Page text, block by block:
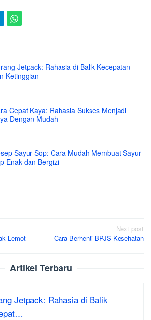
Jetpack: Rahasia di Balik Kecepatan
Ketinggian
Cepat Kaya: Rahasia Sukses Menjadi
Dengan Mudah
Sayur Sop: Cara Mudah Membuat Sayur
Enak dan Bergizi
Lemot
Next post
Cara Berhenti BPJS Kesehatan
Artikel Terbaru
Jetpack: Rahasia di Balik